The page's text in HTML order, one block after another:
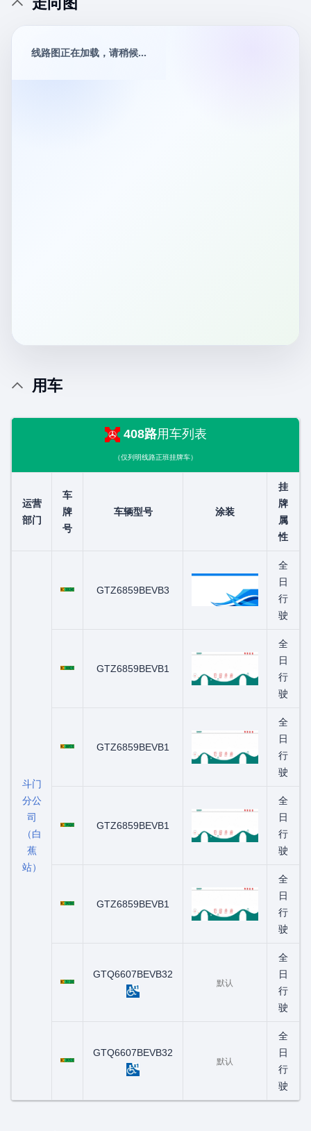
线路图正在加载，请稍候...
用车
408路用车列表
（仅列明线路正班挂牌车）
运营
部门
车
牌
号
车辆型号 涂装
挂
牌
属
性
斗门
分公
司
（白
蕉
站）
GTZ6859BEVB3
全
日
行
驶
GTZ6859BEVB1
全
日
行
驶
GTZ6859BEVB1
全
日
行
驶
GTZ6859BEVB1
全
日
行
驶
GTZ6859BEVB1
全
日
行
驶
粤C05118D
GTQ6607BEVB32
默认
全
日
行
驶
粤C09093D
GTQ6607BEVB32
默认
全
日
行
驶